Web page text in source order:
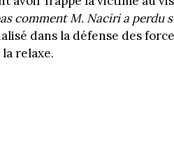
comment M. Naciri a perdu
dans la défense des
relaxe.